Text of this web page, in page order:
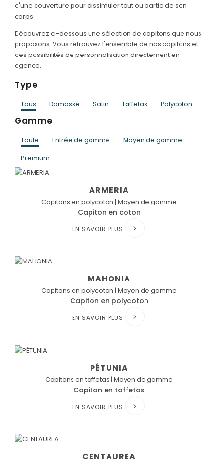
SERVICES & ARTICLES
Entretien de sépulture
Livraison de Fleurs Naturelles
Livraison de plaques
Nos capitons funéraires
Nos cercueils
Nos fleurs naturelles
Nos monuments
Nos urnes funéraires
Rapatriement
Services aux familles
NOTRE AGENCE
ESPACE FAMILLE
d'une couverture pour dissimuler tout ou partie de son
corps.
Découvrez ci-dessous une sélection de capitons que nous
proposons. Vous retrouvez l'ensemble de nos capitons et
des possibilités de personnalisation directement en
agence.
Type
Tous Damassé Satin Taffetas Polycoton
Gamme
Toute Entrée de gamme
Moyen de gamme
Premium
ARMERIA
Capitons en polycoton | Moyen de gamme
Capiton en coton
EN SAVOIR PLUS
MAHONIA
Capitons en polycoton | Moyen de gamme
Capiton en polycoton
EN SAVOIR PLUS
PÉTUNIA
Capitons en taffetas | Moyen de gamme
Capiton en taffetas
EN SAVOIR PLUS
CENTAUREA